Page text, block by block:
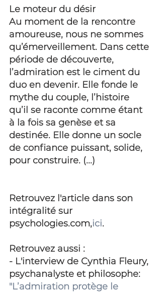
Le moteur du désir
Au moment de la rencontre
amoureuse, nous ne sommes
qu’émerveillement. Dans cette
période de découverte,
l’admiration est le ciment du
duo en devenir. Elle fonde le
mythe du couple, l’histoire
qu’il se raconte comme étant
à la fois sa genèse et sa
destinée. Elle donne un socle
de confiance puissant, solide,
pour construire. (...)
Retrouvez l'article dans son
intégralité sur
psychologies.com,ici.
Retrouvez aussi :
- L'interview de Cynthia Fleury,
psychanalyste et philosophe:
"L’admiration protège le